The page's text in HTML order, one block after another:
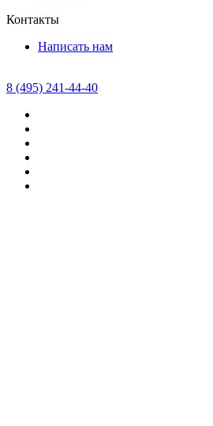
Контакты
Написать нам
8 (495) 241-44-40